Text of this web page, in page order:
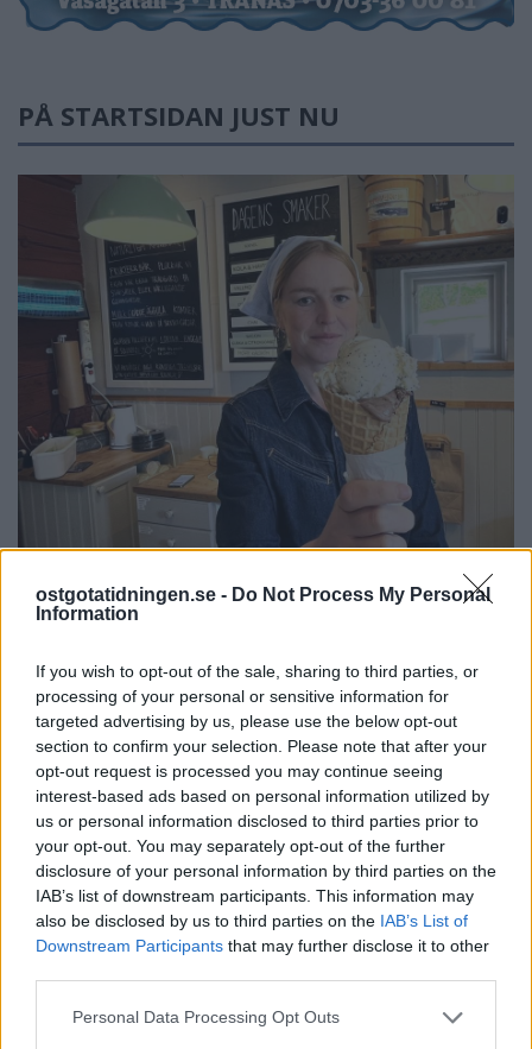
ostgotatidningen.se - Do Not Process My Personal
Information
If you wish to opt-out of the sale, sharing to third parties, or
processing of your personal or sensitive information for
targeted advertising by us, please use the below opt-out
section to confirm your selection. Please note that after your
opt-out request is processed you may continue seeing
interest-based ads based on personal information utilized by
us or personal information disclosed to third parties prior to
your opt-out. You may separately opt-out of the further
disclosure of your personal information by third parties on the
IAB’s list of downstream participants. This information may
also be disclosed by us to third parties on the IAB’s List of
Downstream Participants that may further disclose it to other
Personal Data Processing Opt Outs
PÅ STARTSIDAN JUST NU
Vågar du testa glass
som smakar mesost
eller whiskey?
2026-7-22 KL.
08:00
Sommartid är
fisketid
09:15
Sommarens bästa
äventyr på